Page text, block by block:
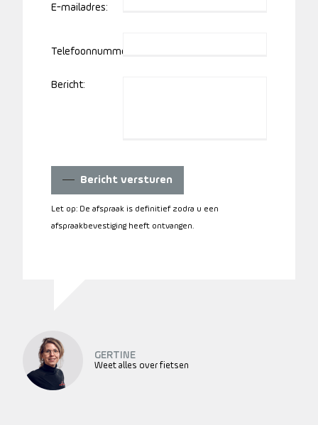
E-mailadres:
Telefoonnummer:
Bericht:
Bericht versturen
Let op: De afspraak is definitief zodra u een
afspraakbevestiging heeft ontvangen.
GERTINE
Weet alles over fietsen